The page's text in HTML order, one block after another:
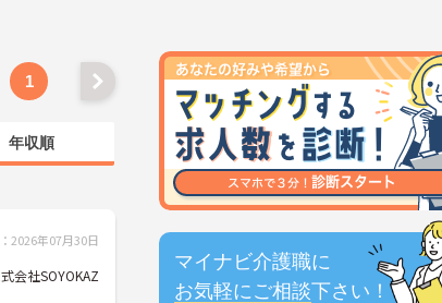
マイナビ介護職に
お気軽にご相談下さい！
1
年収順
2026年07月30日
会社SOYOKAZ